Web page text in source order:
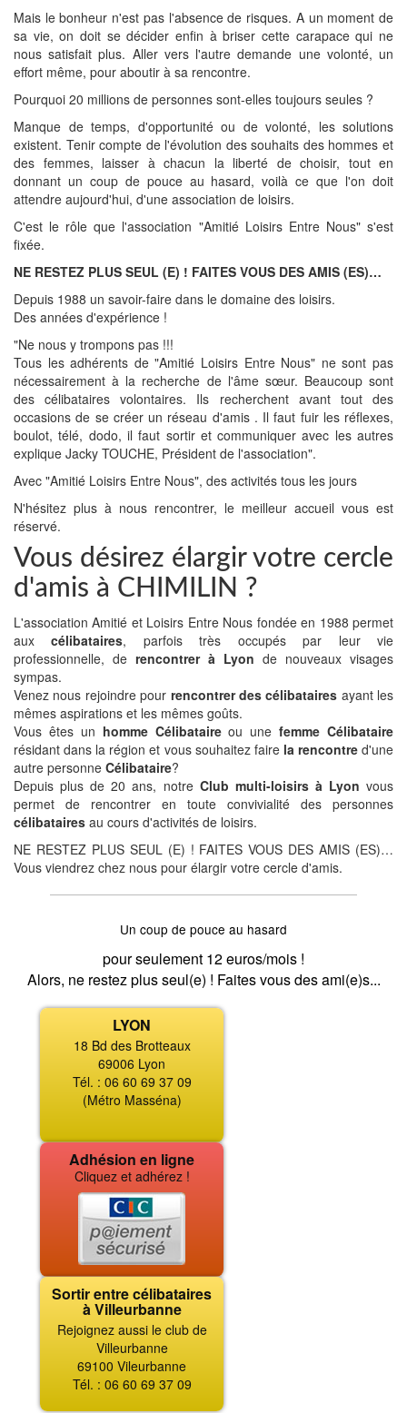
Mais le bonheur n'est pas l'absence de risques. A un moment de
sa vie, on doit se décider enfin à briser cette carapace qui ne
nous satisfait plus. Aller vers l'autre demande une volonté, un
effort même, pour aboutir à sa rencontre.
Pourquoi 20 millions de personnes sont-elles toujours seules ?
Manque de temps, d'opportunité ou de volonté, les solutions
existent. Tenir compte de l'évolution des souhaits des hommes et
des femmes, laisser à chacun la liberté de choisir, tout en
donnant un coup de pouce au hasard, voilà ce que l'on doit
attendre aujourd'hui, d'une association de loisirs.
C'est le rôle que l'association "Amitié Loisirs Entre Nous" s'est
fixée.
NE RESTEZ PLUS SEUL (E) ! FAITES VOUS DES AMIS (ES)…
Depuis 1988 un savoir-faire dans le domaine des loisirs.
Des années d'expérience !
"Ne nous y trompons pas !!!
Tous les adhérents de "Amitié Loisirs Entre Nous" ne sont pas
nécessairement à la recherche de l'âme sœur. Beaucoup sont
des célibataires volontaires. Ils recherchent avant tout des
occasions de se créer un réseau d'amis . Il faut fuir les réflexes,
boulot, télé, dodo, il faut sortir et communiquer avec les autres
explique Jacky TOUCHE, Président de l'association".
Avec "Amitié Loisirs Entre Nous", des activités tous les jours
N'hésitez plus à nous rencontrer, le meilleur accueil vous est
réservé.
Vous désirez élargir votre cercle
d'amis à CHIMILIN ?
L'association Amitié et Loisirs Entre Nous fondée en 1988 permet
auxcélibataires, parfois très occupés par leur vie
professionnelle, de rencontrer à Lyon de nouveaux visages
sympas.
Venez nous rejoindre pour rencontrer des célibataires ayant les
mêmes aspirations et les mêmes goûts.
Vous êtes un homme Célibataireou unefemme Célibataire
résidant dans la région et vous souhaitez faire la rencontred'une
autre personne Célibataire?
Depuis plus de 20 ans, notre Club multi-loisirs à Lyon vous
permet de rencontrer en toute convivialité des personnes
célibataires au cours d'activités de loisirs.
NE RESTEZ PLUS SEUL (E) ! FAITES VOUS DES AMIS (ES)…
Vous viendrez chez nous pour élargir votre cercle d'amis.
Un coup de pouce au hasard
pour seulement 12 euros/mois !
Alors, ne restez plus seul(e) ! Faites vous des ami(e)s...
LYON
18 Bd des Brotteaux
69006 Lyon
Tél. : 06 60 69 37 09
(Métro Masséna)
Adhésion en ligne
Cliquez et adhérez !
Sortir entre célibataires
à Villeurbanne
Rejoignez aussi le club de
Villeurbanne
69100 Vileurbanne
Tél. : 06 60 69 37 09